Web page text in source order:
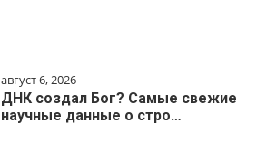
август 6, 2026
ДНК создал Бог? Самые свежие
научные данные о стро…